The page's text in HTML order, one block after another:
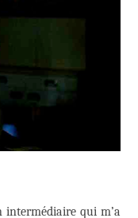
intermédiaire qui m’a